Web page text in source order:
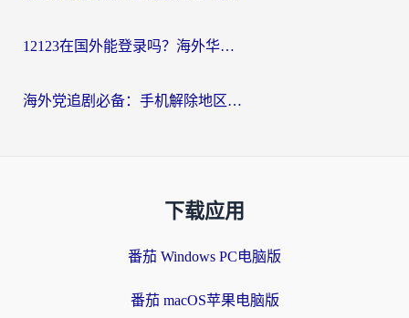
12123在国外能登录吗？海外华人必看的回国加速实用指南
海外党追剧必备：手机解除地区限制app怎么选？解决央视视频&国内剧地区限制全指南
下载应用
番茄 Windows PC电脑版
番茄 macOS苹果电脑版